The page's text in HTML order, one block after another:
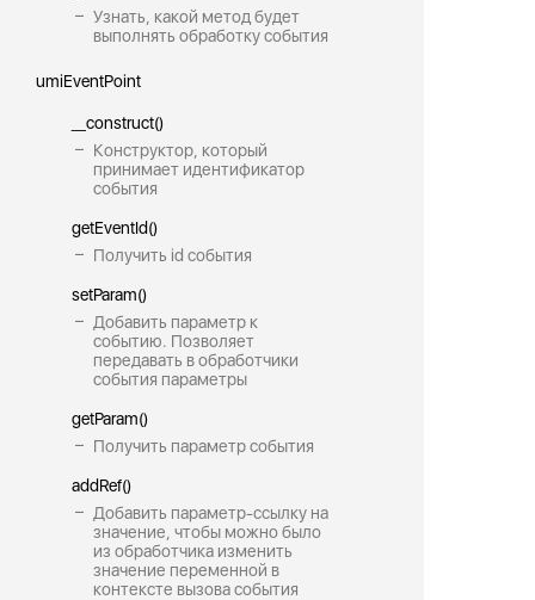
Узнать, какой метод будет
выполнять обработку события
umiEventPoint
__construct()
Конструктор, который
принимает идентификатор
события
getEventId()
Получить id события
setParam()
Добавить параметр к
событию. Позволяет
передавать в обработчики
события параметры
getParam()
Получить параметр события
addRef()
Добавить параметр-ссылку на
значение, чтобы можно было
из обработчика изменить
значение переменной в
контексте вызова события